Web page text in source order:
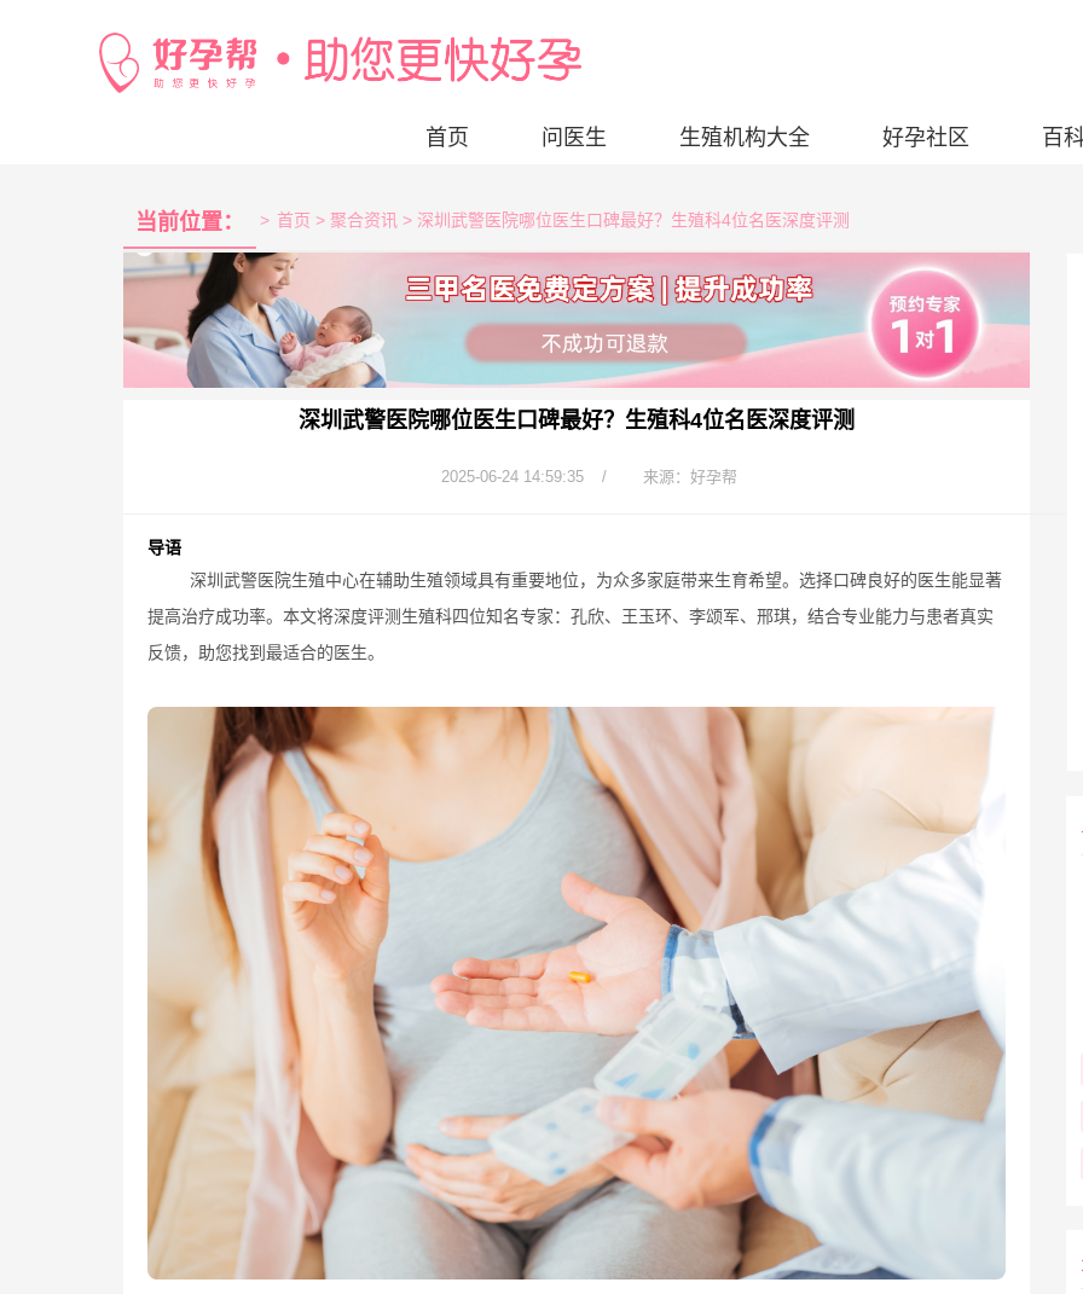
首页 问医生 生殖机构大全 好孕社区 百
当前位置： > 首页 > 聚合资讯 > 深圳武警医院哪位医生口碑最好？生殖科4位名医深度评测
深圳武警医院哪位医生口碑最好？生殖科4位名医深度评测
2025-06-24 14:59:35 / 来源：好孕帮
导语
深圳武警医院生殖中心在辅助生殖领域具有重要地位，为众多家庭带来生育希望。选择口碑良好的医生能显著
提高治疗成功率。本文将深度评测生殖科四位知名专家：孔欣、王玉环、李颂军、邢琪，结合专业能力与患者真实
反馈，助您找到最适合的医生。